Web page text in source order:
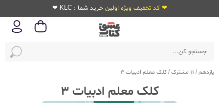
❤ کد تخفیف ویژه اولین خرید شما : KLC ❤
یازدهم/ 11 مشترک /کلک معلم ادبیات 3
کلک معلم ادبیات 3